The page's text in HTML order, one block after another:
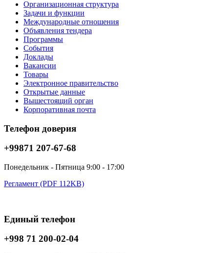
Организационная структура
Задачи и функции
Международные отношения
Объявления тендера
Программы
Cобытия
Доклады
Вакансии
Товары
Электронное правительство
Открытые данные
Вышестоящий орган
Корпоративная почта
Телефон доверия
+99871 207-67-68
Понедельник - Пятница 9:00 - 17:00
Регламент (PDF 112KB)
Единый телефон
+998 71 200-02-04